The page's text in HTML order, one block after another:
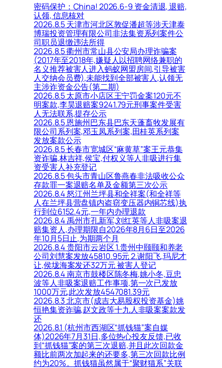
密码保护：China! 2026.6-9 资金清退, 退赔,
认领, 信息核对
2026.8.5 天津市河北区敦促潘超等涉天津泰
博瑞投资管理有限公司非法集资系列案件公
司职员退缴违法所得
2026.8.5 衢州市常山县公安局办理诈骗案
(2017年至2018年,嫌疑人以招聘网络兼职的
名义推荐被害人进入蚂蚁网盟房间,引导被害
人交纳会员费),未能找到全部被害人,认领无
主涉诈资金公告(第二期)
2026.8.5 太原市小店区王宁罚金案120元不
明案款,李昊退赔案9241.79元刑事案件受害
人无法联系,提存公示
2026.8.5 恩施州巴东县巴东天蓬畜牧发展有
限公司系列案,邓玉凤系列案,田桂英系列案
发放案款公示
2026.8.5 长春市宽城区“麻黄草”案王元恭集
资诈骗,林吉祥,侯宝,付权义等人非吸进行集
资受害人补充登记
2026.8.5 包头市青山区鲁燕春非法吸收公众
存款罪一案退赔名单及金额第三次公示
2026.8.4 怒江州兰坪县和全祥案(和全祥等
人在兰坪县营盘镇内盗窃变压器内铜芯线)执
行到位6152.4元,一年内办理退款
2026.8.4 禹州市孔新军,刘红英等人非吸案退
赔集资人,办理期限自2026年8月6日至2026
年10月5日止,为期两个月
2026.8.4 贵阳市云岩区 1.贵州中颐颐和养老
公司刘慧案发放45810.95元 2.谢阳飞,玛尼才
让,侯垅海案发还32万元 被害人登记
2026.8.4 南京市鼓楼区陈冬梅,姚小冬,豆忠
波等人非吸案退赔工作事项,第一次已发放
1000万元,此次发放4547081.39元
2026.8.3 北京市(成吉大易股权投资基金)姚
恒艳集资诈骗,赵文政等十九人非吸案案款发
还
2026.8.1 (杭州市西湖区“抓钱猫”案自媒
体)2026年7月31日,多位热心投友反馈,已收
到“抓钱猫”案的第三次退赔,并且此次回款金
额比前两次加起来的还要多,第三次回款比例
约为20%。抓钱猫虽然属于“聚财猫系”关联